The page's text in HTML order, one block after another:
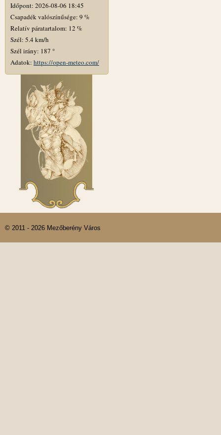
Időpont: 2026-08-06 18:45
Csapadék valószínűsége: 9 %
Relatív páratartalom: 12 %
Szél: 5.4 km/h
Szél irány: 187 °
Adatok: https://open-meteo.com/
© 2011 - 2026 Mezőberény Város